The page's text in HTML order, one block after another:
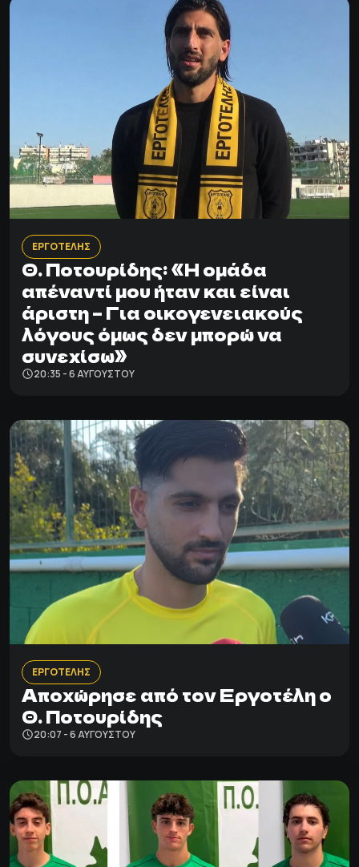
ΕΡΓΟΤΕΛΗΣ
Θ. Ποτουρίδης: «Η ομάδα
απέναντί μου ήταν και είναι
άριστη – Για οικογενειακούς
λόγους όμως δεν μπορώ να
συνεχίσω»
20:35 - 6 ΑΥΓΟΎΣΤΟΥ
ΕΡΓΟΤΕΛΗΣ
Αποχώρησε από τον Εργοτέλη ο
Θ. Ποτουρίδης
20:07 - 6 ΑΥΓΟΎΣΤΟΥ